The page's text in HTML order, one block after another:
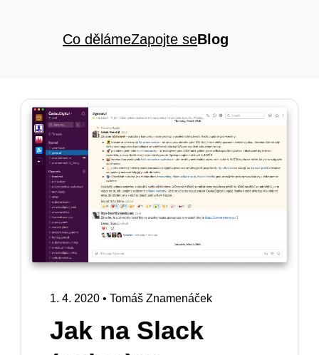
Co dělámeZapojte seBlog
1. 4. 2020 • Tomáš Znamenáček
Jak na Slack